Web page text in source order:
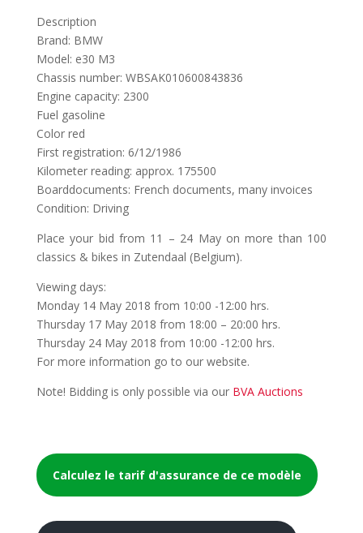
Description
Brand: BMW
Model: e30 M3
Chassis number: WBSAK010600843836
Engine capacity: 2300
Fuel gasoline
Color red
First registration: 6/12/1986
Kilometer reading: approx. 175500
Boarddocuments: French documents, many invoices
Condition: Driving
Place your bid from 11 – 24 May on more than 100
classics & bikes in Zutendaal (Belgium).
Viewing days:
Monday 14 May 2018 from 10:00 -12:00 hrs.
Thursday 17 May 2018 from 18:00 – 20:00 hrs.
Thursday 24 May 2018 from 10:00 -12:00 hrs.
For more information go to our website.
Note! Bidding is only possible via our BVA Auctions
Calculez le tarif d'assurance de ce modèle